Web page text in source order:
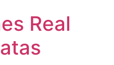
Real